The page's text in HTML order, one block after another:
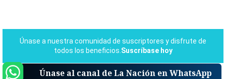
Únase al canal de La Nación en WhatsApp